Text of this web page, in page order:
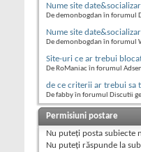
Nume site
De demonbogdan în forumul
Nume site
De demonbogdan în forumul
Site-uri ce ar trebui
De RoManiac în forumul
de ce criterii ar trebui sa
De fabby în forumul Discutii
Permisiuni postare
Nu puteţi posta subiecte
Nu puteţi răspunde la